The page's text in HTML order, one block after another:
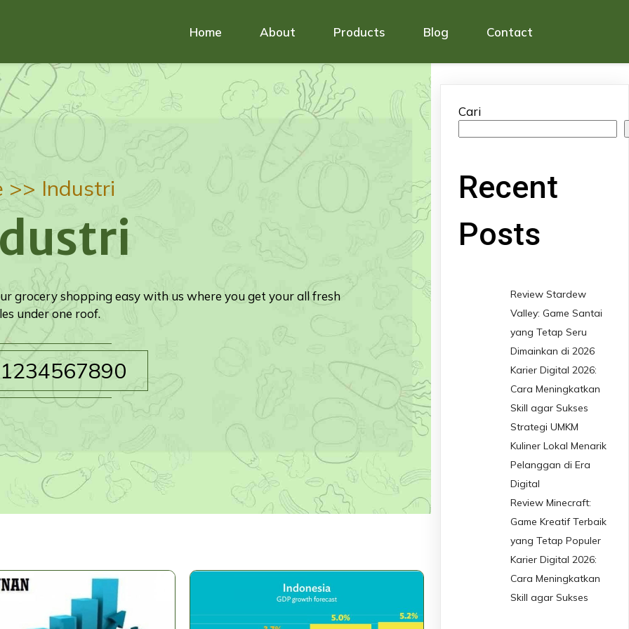
Home About Products Blog Contact
>> Industri
grocery shopping easy with us where you get your all fresh
under one roof.
Cari
Recent
Posts
Review Stardew
Valley: Game Santai
yang Tetap Seru
Dimainkan di 2026
Karier Digital 2026:
Cara Meningkatkan
Skill agar Sukses
Strategi UMKM
Kuliner Lokal Menarik
Pelanggan di Era
Digital
Review Minecraft:
Game Kreatif Terbaik
yang Tetap Populer
Karier Digital 2026:
Cara Meningkatkan
Skill agar Sukses